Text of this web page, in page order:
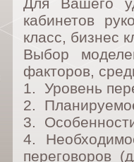
кабинетов
класс, бизнес
Выбор
факторов,
1. Уровень
2.
3.
4.
переговоров